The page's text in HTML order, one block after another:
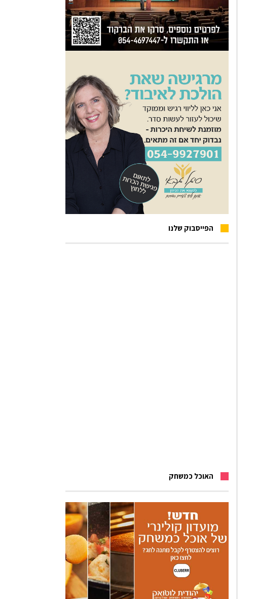
הפייסבוק שלנו
האוכל כמשחק